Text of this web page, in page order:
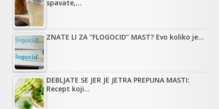
spavate,…
ZNATE LI ZA “FLOGOCID” MAST? Evo koliko je…
DEBLJATE SE JER JE JETRA PREPUNA MASTI:
Recept koji…